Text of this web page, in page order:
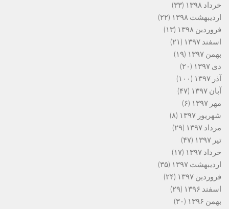
خرداد ۱۳۹۸
(۳۳)
اردیبهشت ۱۳۹۸
(۲۲)
فروردین ۱۳۹۸
(۱۳)
اسفند ۱۳۹۷
(۲۱)
بهمن ۱۳۹۷
(۱۹)
دی ۱۳۹۷
(۲۰)
آذر ۱۳۹۷
(۱۰۰)
آبان ۱۳۹۷
(۴۷)
مهر ۱۳۹۷
(۶)
شهریور ۱۳۹۷
(۸)
مرداد ۱۳۹۷
(۲۹)
تیر ۱۳۹۷
(۴۷)
خرداد ۱۳۹۷
(۱۷)
اردیبهشت ۱۳۹۷
(۳۵)
فروردین ۱۳۹۷
(۲۴)
اسفند ۱۳۹۶
(۲۹)
بهمن ۱۳۹۶
(۳۰)